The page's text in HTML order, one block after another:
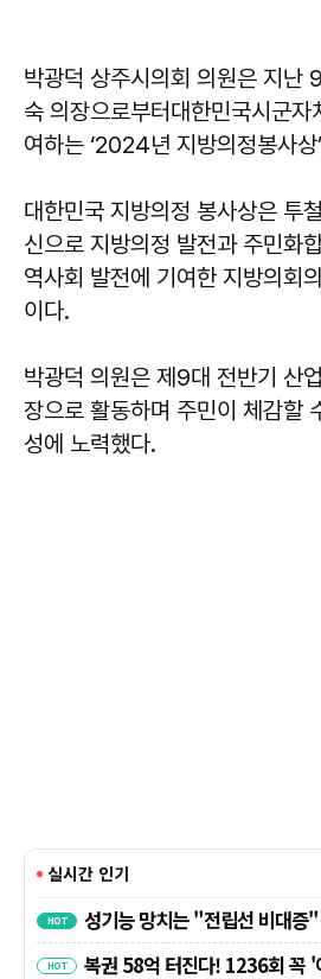
박광덕 상주시의회 의원은 지난
숙 의장으로부터대한민국시군
여하는 ‘2024년 지방의정봉사상
대한민국 지방의정 봉사상은 투
신으로 지방의정 발전과 주민화
역사회 발전에 기여한 지방의회
이다.
박광덕 의원은 제9대 전반기 산
장으로 활동하며 주민이 체감할
성에 노력했다.